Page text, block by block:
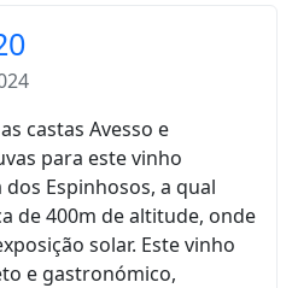
castas Avesso e
para este vinho
Espinhosos, a qual
de 400m de altitude, onde
solar. Este vinho
e gastronómico,